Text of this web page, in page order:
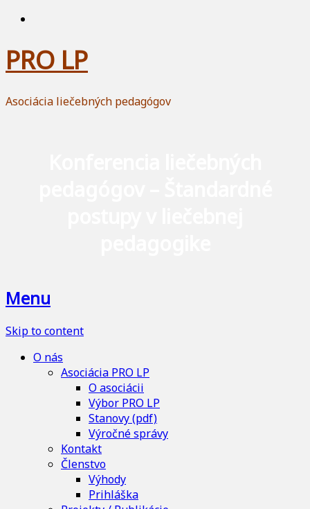
PRO LP
Asociácia liečebných pedagógov
Menu
Skip to content
O nás
Asociácia PRO LP
O asociácii
Výbor PRO LP
Stanovy (pdf)
Výročné správy
Kontakt
Členstvo
Výhody
Prihláška